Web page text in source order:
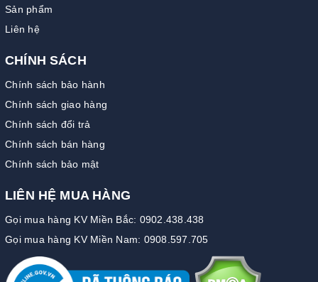
Sản phẩm
Liên hệ
CHÍNH SÁCH
Chính sách bảo hành
Chính sách giao hàng
Chính sách đổi trả
Chính sách bán hàng
Chính sách bảo mật
LIÊN HỆ MUA HÀNG
Gọi mua hàng KV Miền Bắc: 0902.438.438
Gọi mua hàng KV Miền Nam: 0908.597.705